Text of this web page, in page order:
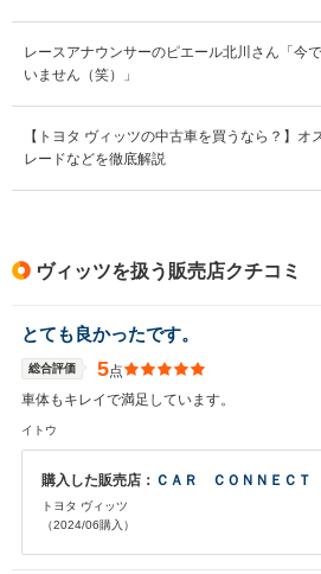
レースアナウンサーのピエール北川さん「今
いません（笑）」
【トヨタ ヴィッツの中古車を買うなら？】
レードなどを徹底解説
ヴィッツを扱う販売店クチコミ
とても良かったです。
総合評価 5点
車体もキレイで満足しています。
イトウ
購入した販売店： ＣＡＲ ＣＯＮＮＥＣＴ
トヨタ ヴィッツ
（2024/06購入）